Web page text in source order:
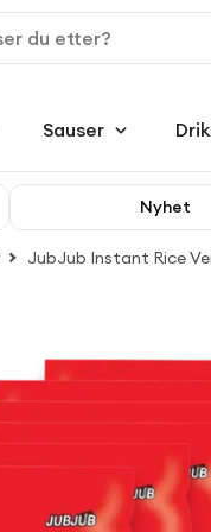
Sauser
Nyhet
JubJub Instant Rice